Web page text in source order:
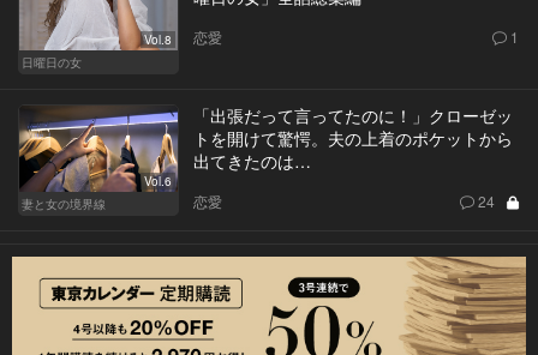
Vol.8
日曜日の女
恋愛 1
Vol.6
妻と女の境界線
「出張だって言ってたのに！」クローゼッ
トを開けて驚愕。夫の上着のポケットから
出てきたのは…
恋愛 24